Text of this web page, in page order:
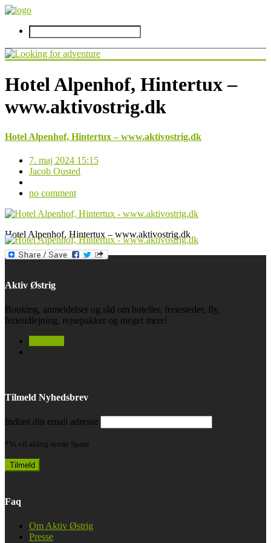
Hotel Alpenhof, Hintertux –
www.aktivostrig.dk
Hotel Alpenhof, Hintertux – www.aktivostrig.dk
7. maj 2024 15:15
Jacob Ousted
no comment
Hotel Alpenhof, Hintertux – www.aktivostrig.dk
Aktiv Østrig
Booking, anmeldelser og råd om hoteller, feriesteder, fly,
ferieudlejning, rejsepakker og meget mere!
Tilmeld Nyhedsbrev
Indtast din email adresse
*Vi vil aldrig sende Spam
Faq
Om Aktiv Østrig
Presse